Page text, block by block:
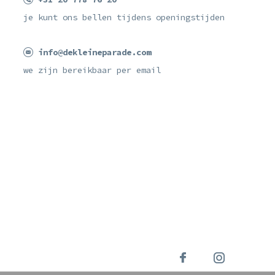
je kunt ons bellen tijdens openingstijden
info@dekleineparade.com
we zijn bereikbaar per email